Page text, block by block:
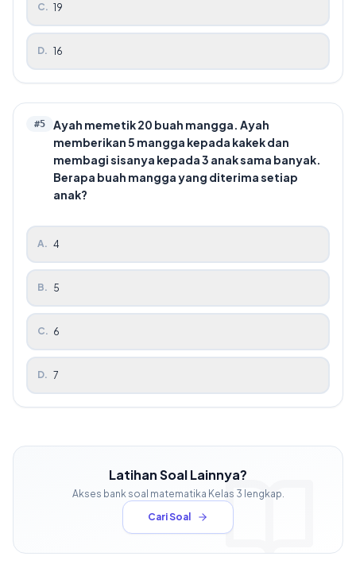
C. 19
D. 16
#5
Ayah memetik 20 buah mangga. Ayah
memberikan 5 mangga kepada kakek dan
membagi sisanya kepada 3 anak sama banyak.
Berapa buah mangga yang diterima setiap
anak?
A. 4
B. 5
C. 6
D. 7
Latihan Soal Lainnya?
Akses bank soal matematika Kelas 3 lengkap.
Cari Soal